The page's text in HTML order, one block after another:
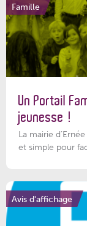
Famille
Un Portail
jeunesse !
La mairie
et simple pour
Avis d'affichage